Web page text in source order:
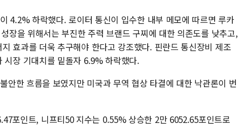
4.2% 하락했다. 로이터 통신이 입수한 내부 메모에 따르면 루카
장을 위해서는 부진한 주력 브랜드 구찌에 대한 의존도를 낮추고,
효과를 더욱 추구해야 한다고 강조했다. 핀란드 통신장비 제조
장 기대치를 밑돌자 6.9% 하락했다.
안한 흐름을 보였지만 미국과 무역 협상 타결에 대한 낙관론이 번
포인트, 니프티50 지수는 0.55% 상승한 2만 6052.65포인트로